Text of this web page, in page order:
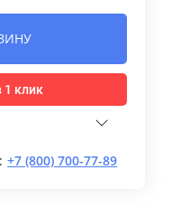
1 клик
+7 (800) 700-77-89